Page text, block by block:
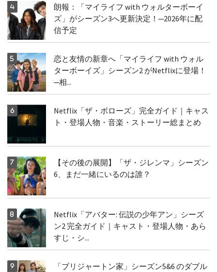
朗報：「マイライフ with ウォルターボーイ
ズ」がシーズン3へ更新決定！─2026年に配
信予定
恋と友情の新章へ「マイライフ with ウォル
ターボーイズ」シーズン2 がNetflixに登場！
─相...
Netflix「ザ・ボローズ」完全ガイド｜キャス
ト・登場人物・音楽・ストーリー総まとめ
【その後の展開】「ザ・ジレンマ」シーズン
6、まだ一緒にいるのは誰？
Netflix「アバター: 伝説の少年アン」シーズ
ン2 完全ガイド｜キャスト・登場人物・あら
すじ・シ...
「ブリジャートン家」シーズン5&6 のダブル